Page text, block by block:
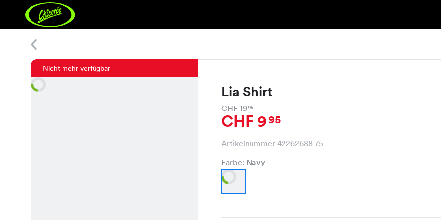
Nicht mehr verfügbar
Lia Shirt
CHF 1995
CHF 995
Artikelnummer 42262688-75
Farbe: Navy